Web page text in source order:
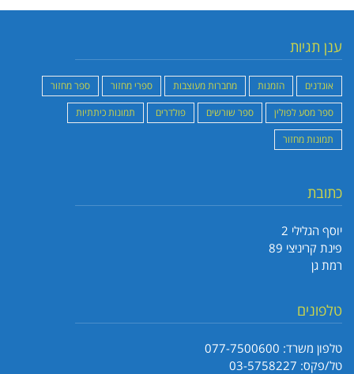
ענן תגיות
אוגדנים הזמנות מחברות מעוצבות ספרי מחזור
ספר מחזור
ספר מסע לפולין
ספר שורשים פולדרים
תמונות כיתתיות
תמונות מחזור
כתובת
יוסף הגלילי 2
פינת קריניצי 89
רמת גן
טלפונים
טלפון משרד: 077-7500600
טל/פקס: 03-5758227